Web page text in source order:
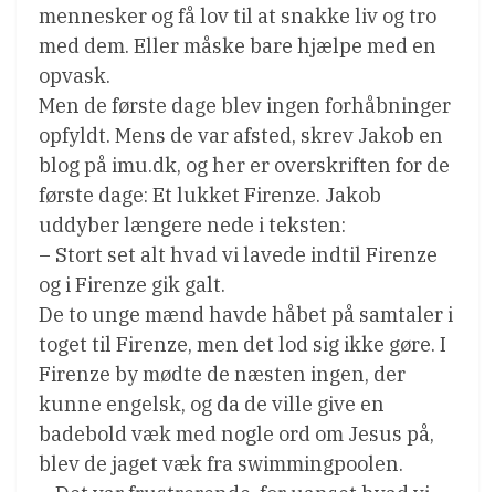
mennesker og få lov til at snakke liv og tro
med dem. Eller måske bare hjælpe med en
opvask.
Men de første dage blev ingen forhåbninger
opfyldt. Mens de var afsted, skrev Jakob en
blog på imu.dk, og her er overskriften for de
første dage: Et lukket Firenze. Jakob
uddyber længere nede i teksten:
– Stort set alt hvad vi lavede indtil Firenze
og i Firenze gik galt.
De to unge mænd havde håbet på samtaler i
toget til Firenze, men det lod sig ikke gøre. I
Firenze by mødte de næsten ingen, der
kunne engelsk, og da de ville give en
badebold væk med nogle ord om Jesus på,
blev de jaget væk fra swimmingpoolen.